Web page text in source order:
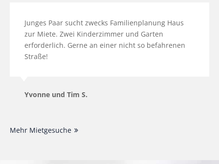
Junges Paar sucht zwecks Familienplanung Haus
zur Miete. Zwei Kinderzimmer und Garten
erforderlich. Gerne an einer nicht so befahrenen
Straße!
Yvonne und Tim S.
Mehr Mietgesuche